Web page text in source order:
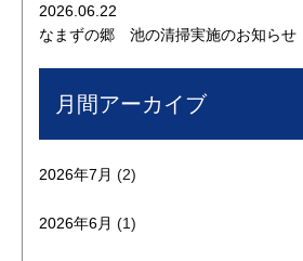
2026.06.22
なまずの郷 池の清掃実施のお知らせ
月間アーカイブ
2026年7月 (2)
2026年6月 (1)